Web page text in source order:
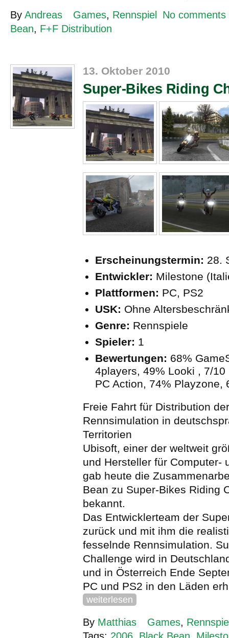
By Andreas Games, Rennspiel
No comments
Bean, F+F Distribution
13. Oktober 2010
Super-Bikes Riding
Erscheinungstermin: 28.
Entwickler: Milestone
Plattformen: PC, PS2
USK: Ohne
Genre: Rennspiele
Spieler: 1
Bewertungen: 68%
4players, 49% Looki , 7/
PC Action, 74% Playzone,
Freie Fahrt für Distribution
Rennsimulation in
Territorien
Ubisoft, einer der weltweit
und Hersteller für Computer-
gab heute die
Bean zu Super-Bikes Riding
bekannt.
Das Entwicklerteam der
zurück und mit ihm die
fesselnde Rennsimulation.
Challenge wird in
und in Österreich Ende
PC und PS2 in den Läden
weiterlesen
By Matthias Games,